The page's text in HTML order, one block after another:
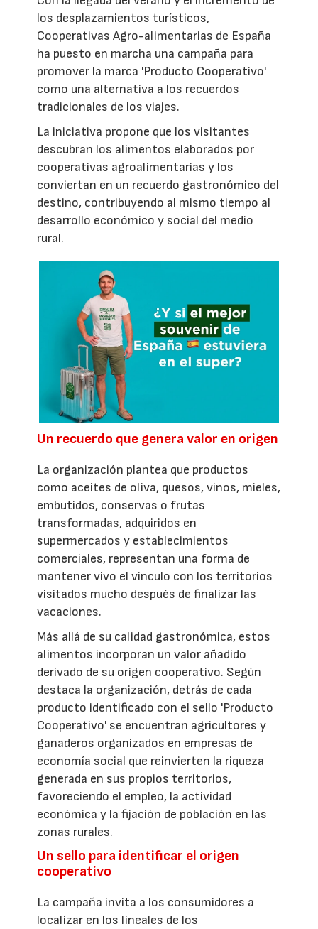
los desplazamientos turísticos,
Cooperativas Agro-alimentarias de España
ha puesto en marcha una campaña para
promover la marca 'Producto Cooperativo'
como una alternativa a los recuerdos
tradicionales de los viajes.
La iniciativa propone que los visitantes
descubran los alimentos elaborados por
cooperativas agroalimentarias y los
conviertan en un recuerdo gastronómico del
destino, contribuyendo al mismo tiempo al
desarrollo económico y social del medio
rural.
Un recuerdo que genera valor en origen
La organización plantea que productos
como aceites de oliva, quesos, vinos, mieles,
embutidos, conservas o frutas
transformadas, adquiridos en
supermercados y establecimientos
comerciales, representan una forma de
mantener vivo el vínculo con los territorios
visitados mucho después de finalizar las
vacaciones.
Más allá de su calidad gastronómica, estos
alimentos incorporan un valor añadido
derivado de su origen cooperativo. Según
destaca la organización, detrás de cada
producto identificado con el sello 'Producto
Cooperativo' se encuentran agricultores y
ganaderos organizados en empresas de
economía social que reinvierten la riqueza
generada en sus propios territorios,
favoreciendo el empleo, la actividad
económica y la fijación de población en las
zonas rurales.
Un sello para identificar el origen
cooperativo
La campaña invita a los consumidores a
localizar en los lineales de los